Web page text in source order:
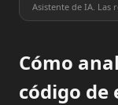
Asistente de IA. Las
Cómo
código de